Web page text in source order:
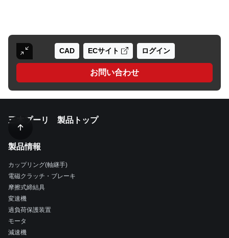
CAD ECサイト ログイン
お問い合わせ
三木プーリ 製品トップ
製品情報
カップリング(軸継手)
電磁クラッチ・ブレーキ
摩擦式締結具
変速機
過負荷保護装置
モータ
減速機